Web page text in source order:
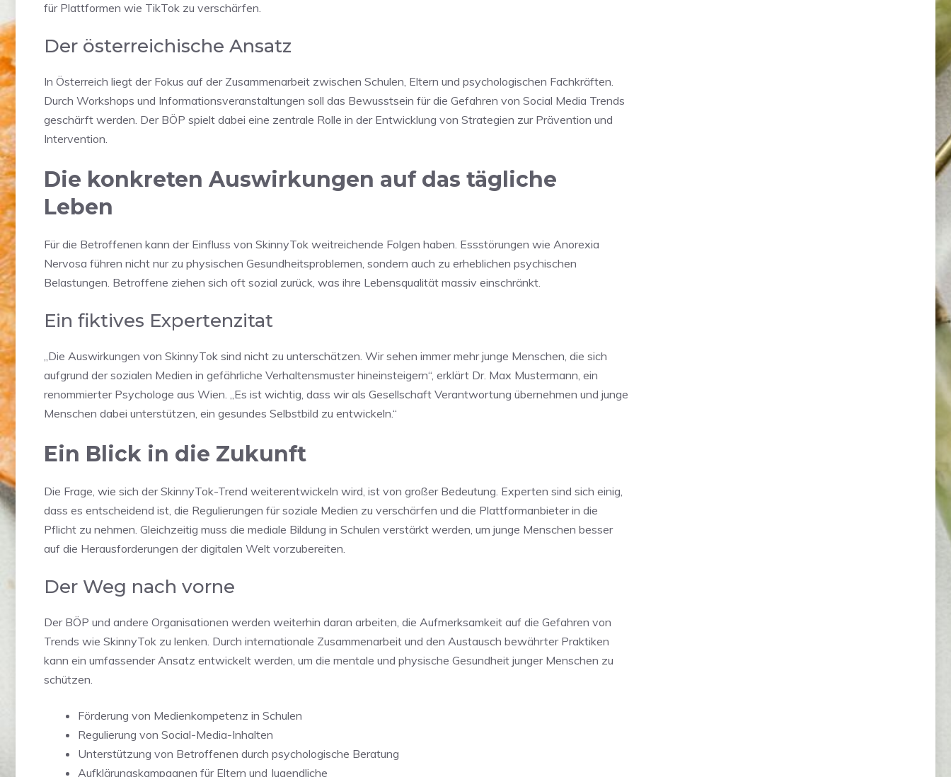
für Plattformen wie TikTok zu verschärfen.
Der österreichische Ansatz
In Österreich liegt der Fokus auf der Zusammenarbeit zwischen Schulen, Eltern und psychologischen Fachkräften.
Durch Workshops und Informationsveranstaltungen soll das Bewusstsein für die Gefahren von Social Media Trends
geschärft werden. Der BÖP spielt dabei eine zentrale Rolle in der Entwicklung von Strategien zur Prävention und
Intervention.
Die konkreten Auswirkungen auf das tägliche
Leben
Für die Betroffenen kann der Einfluss von SkinnyTok weitreichende Folgen haben. Essstörungen wie Anorexia
Nervosa führen nicht nur zu physischen Gesundheitsproblemen, sondern auch zu erheblichen psychischen
Belastungen. Betroffene ziehen sich oft sozial zurück, was ihre Lebensqualität massiv einschränkt.
Ein fiktives Expertenzitat
„Die Auswirkungen von SkinnyTok sind nicht zu unterschätzen. Wir sehen immer mehr junge Menschen, die sich
aufgrund der sozialen Medien in gefährliche Verhaltensmuster hineinsteigern“, erklärt Dr. Max Mustermann, ein
renommierter Psychologe aus Wien. „Es ist wichtig, dass wir als Gesellschaft Verantwortung übernehmen und junge
Menschen dabei unterstützen, ein gesundes Selbstbild zu entwickeln.“
Ein Blick in die Zukunft
Die Frage, wie sich der SkinnyTok-Trend weiterentwickeln wird, ist von großer Bedeutung. Experten sind sich einig,
dass es entscheidend ist, die Regulierungen für soziale Medien zu verschärfen und die Plattformanbieter in die
Pflicht zu nehmen. Gleichzeitig muss die mediale Bildung in Schulen verstärkt werden, um junge Menschen besser
auf die Herausforderungen der digitalen Welt vorzubereiten.
Der Weg nach vorne
Der BÖP und andere Organisationen werden weiterhin daran arbeiten, die Aufmerksamkeit auf die Gefahren von
Trends wie SkinnyTok zu lenken. Durch internationale Zusammenarbeit und den Austausch bewährter Praktiken
kann ein umfassender Ansatz entwickelt werden, um die mentale und physische Gesundheit junger Menschen zu
schützen.
Förderung von Medienkompetenz in Schulen
Regulierung von Social-Media-Inhalten
Unterstützung von Betroffenen durch psychologische Beratung
Aufklärungskampagnen für Eltern und Jugendliche